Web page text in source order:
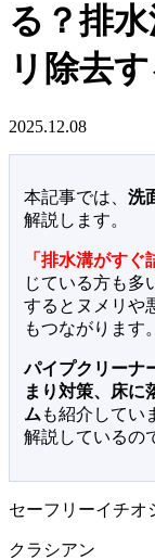
る？排
リ除去
2025.12.08
本記事では、 洗
解説します。
「排水溝がす
じている方も多
するとヌメリや
もつながります。
パイプクリーナ
まり対策、床に
ム も紹介してい
解説しているの
セーフリーイチオ
クラシアン